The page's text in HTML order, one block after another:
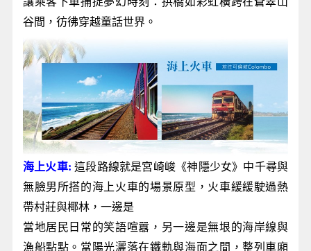
谷間，彷彿穿越童話世界。
海上火車: 這段路線就是宮崎峻《神隱少女》中千尋與
無臉男所搭的海上火車的場景原型，火車緩緩駛過熱
帶村莊與椰林，一邊是
當地居民日常的笑語喧囂，另一邊是無垠的海岸線與
漁船點點。當陽光灑落在鐵軌與海面之間，整列車廂